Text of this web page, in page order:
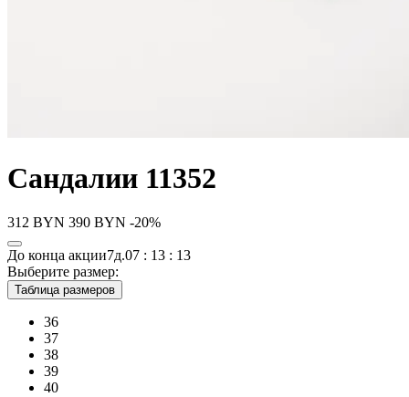
Сандалии 11352
312 BYN 390 BYN -20%
До конца акции7д.07 : 13 : 13
Выберите размер:
Таблица размеров
36
37
38
39
40